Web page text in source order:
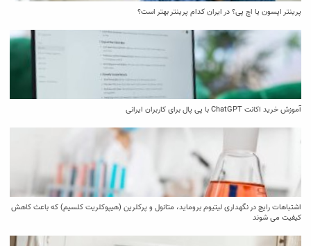
پرینتر اپسون یا اچ پی؟ در ایران کدام پرینتر بهتر است؟
آموزش خرید اکانت ChatGPT با پی پال برای کاربران ایرانی
اشتباهات رایج در نگهداری لیتیوم بروماید، متانول و پرکلرین (هیپوکلریت کلسیم) که باعث کاهش
کیفیت می‌ شوند